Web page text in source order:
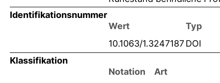
Identifikationsnummer
Wert
Typ
10.1063/1.3247187DOI
Klassifikation
Notation
Art